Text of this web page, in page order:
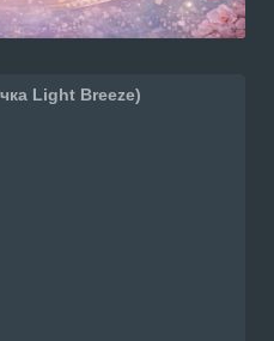
Light Breeze)